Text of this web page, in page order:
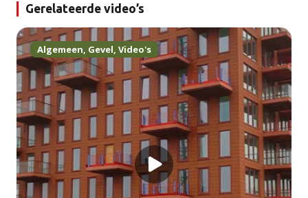
Gerelateerde video’s
Algemeen, Gevel, Video's